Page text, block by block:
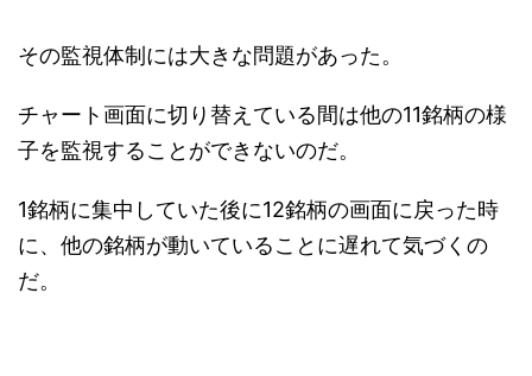
その監視体制には大きな問題があった。
チャート画面に切り替えている間は他の11銘柄の様
子を監視することができないのだ。
1銘柄に集中していた後に12銘柄の画面に戻った時
に、他の銘柄が動いていることに遅れて気づくの
だ。